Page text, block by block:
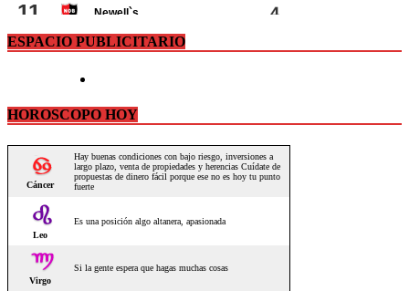
ESPACIO PUBLICITARIO
HOROSCOPO HOY